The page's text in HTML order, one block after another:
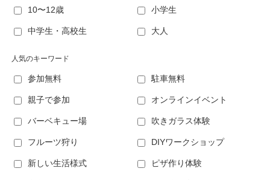
10〜12歳 小学生
中学生・高校生 大人
人気のキーワード
参加無料 駐車無料
親子で参加 オンラインイベント
バーベキュー場 吹きガラス体験
フルーツ狩り DIYワークショップ
新しい生活様式 ピザ作り体験